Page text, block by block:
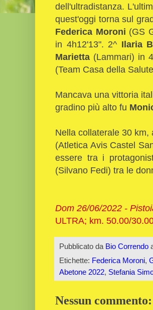
dell'ultradistanza.
quest'oggi torna sul
Federica Moroni (GS
in 4h12'13". 2^ Ilaria
Marietta (Lammari) in
(Team Casa della
Mancava una vittoria
gradino più alto fu
Nella collaterale 30
(Atletica Avis Castel
essere tra i
(Silvano Fedi) tra le
Dom 26/06/2022 -
ULTRA; km. 50.00/
Pubblicato da Bio Correndo
Etichette: Federica Moroni,
Abetone 2022, Stefania
Nessun commento: